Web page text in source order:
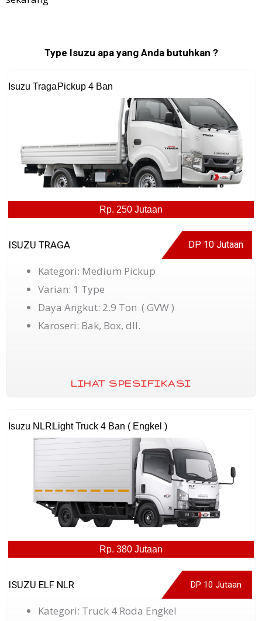
Type Isuzu apa yang Anda butuhkan ?
Isuzu Traga Pickup 4 Ban
Rp. 250 Jutaan
ISUZU TRAGA DP 10 Jutaan
Kategori: Medium Pickup
Varian: 1 Type
Daya Angkut: 2.9 Ton ( GVW )
Karoseri: Bak, Box, dll.
LIHAT SPESIFIKASI
Isuzu NLR Light Truck 4 Ban ( Engkel )
Rp. 380 Jutaan
ISUZU ELF NLR DP 10 Jutaan
Kategori: Truck 4 Roda Engkel